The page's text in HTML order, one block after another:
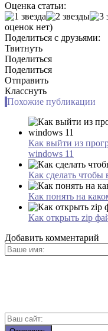
Оценка статьи:
оценок нет)
Поделиться с друзьями:
Твитнуть
Поделиться
Поделиться
Отправить
Класснуть
Похожие публикации
Как выйти из
windows 11
Как сделать чтобы
Как понять на
Как открыть zip
Добавить комментарий